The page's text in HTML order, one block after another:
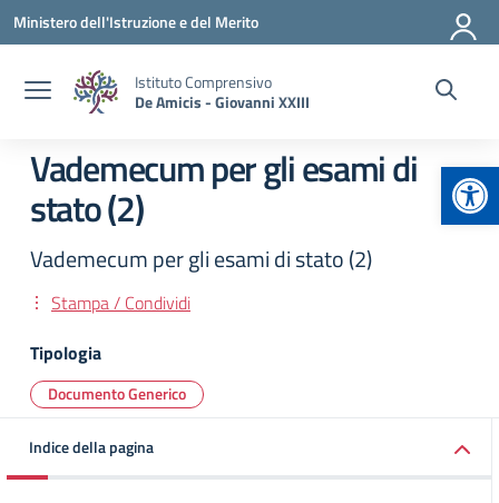
Vai ai contenuti
Vai al menu di navigazione
Vai al footer
Ministero dell'Istruzione e del Merito
Istituto Comprensivo
De Amicis - Giovanni XXIII
Vademecum per gli esami di
stato (2)
Vademecum per gli esami di stato (2)
Stampa / Condividi
Tipologia
Documento Generico
Indice della pagina